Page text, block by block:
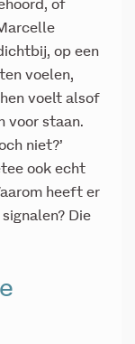
of
op een
voelen,
voelt alsof
voor staan.
niet?’
ook echt
heeft er
Die